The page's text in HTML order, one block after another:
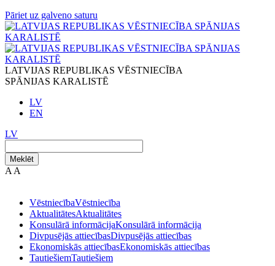
Pāriet uz galveno saturu
LATVIJAS REPUBLIKAS VĒSTNIECĪBA
SPĀNIJAS KARALISTĒ
LV
EN
LV
Meklēt
A A
VēstniecībaVēstniecība
AktualitātesAktualitātes
Konsulārā informācijaKonsulārā informācija
Divpusējās attiecībasDivpusējās attiecības
Ekonomiskās attiecībasEkonomiskās attiecības
TautiešiemTautiešiem